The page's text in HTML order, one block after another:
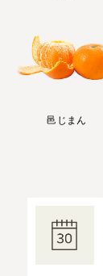
邑じまん